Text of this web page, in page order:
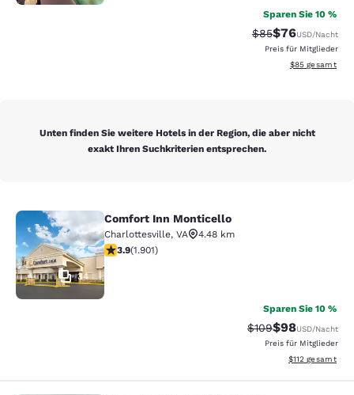
Sparen Sie 10 %
$85Vergünstigter
$76USD/Nacht
Preis für Mitglieder
Geschätzte
$85 gesamt
Unten finden Sie weitere Hotels in der Region, die aber nicht
exakt Ihren Suchkriterien entsprechen.
Comfort Inn Monticello
34
Comfort Inn Monticello
Charlottesville, VA
4.48 km
3.92-Sterne-Bewertung. Gut. 1901 Bewertungen
3.9(1.901)
Sparen Sie 10 %
Durchgestrichener
$109Vergünstigter
$98USD/Nacht
Preis für Mitglieder
Geschätzte
$112 gesamt